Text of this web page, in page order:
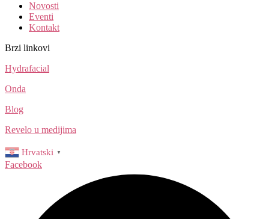
Novosti
Eventi
Kontakt
Brzi linkovi
Hydrafacial
Onda
Blog
Revelo u medijima
Hrvatski ▼
Facebook